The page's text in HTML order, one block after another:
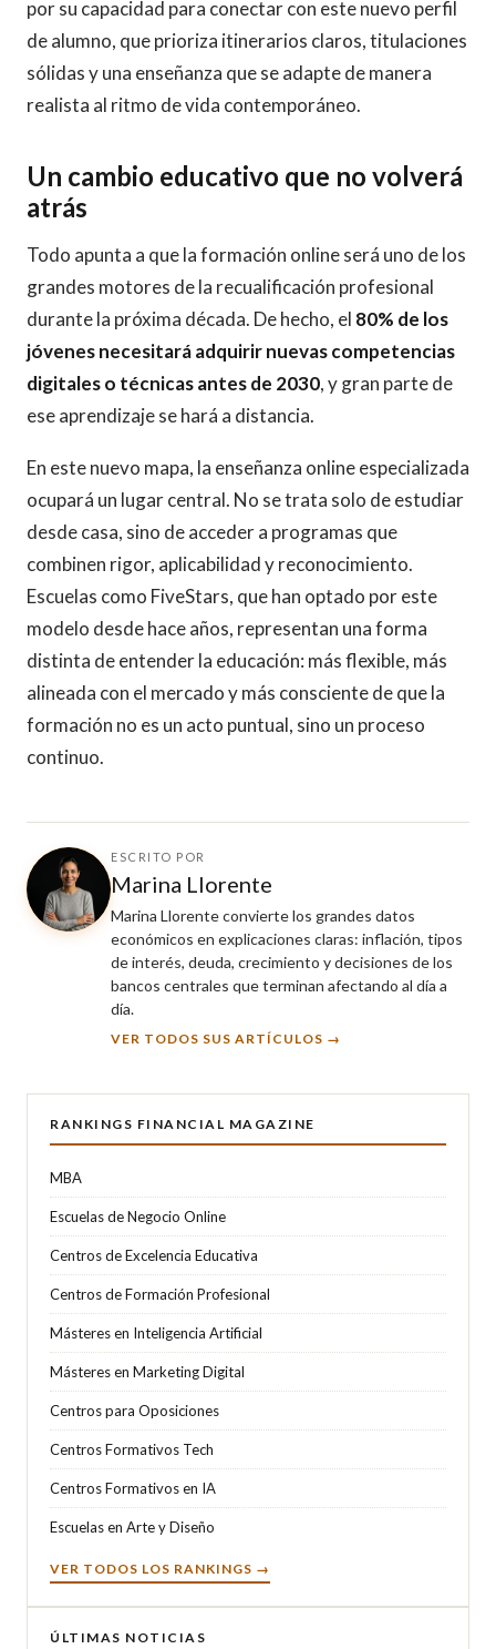
por su capacidad para conectar con este nuevo perfil
de alumno, que prioriza itinerarios claros, titulaciones
sólidas y una enseñanza que se adapte de manera
realista al ritmo de vida contemporáneo.
Un cambio educativo que no volverá
atrás
Todo apunta a que la formación online será uno de los
grandes motores de la recualificación profesional
durante la próxima década. De hecho, el 80% de los
jóvenes necesitará adquirir nuevas competencias
digitales o técnicas antes de 2030, y gran parte de
ese aprendizaje se hará a distancia.
En este nuevo mapa, la enseñanza online especializada
ocupará un lugar central. No se trata solo de estudiar
desde casa, sino de acceder a programas que
combinen rigor, aplicabilidad y reconocimiento.
Escuelas como FiveStars, que han optado por este
modelo desde hace años, representan una forma
distinta de entender la educación: más flexible, más
alineada con el mercado y más consciente de que la
formación no es un acto puntual, sino un proceso
continuo.
ESCRITO POR
Marina Llorente
Marina Llorente convierte los grandes datos
económicos en explicaciones claras: inflación, tipos
de interés, deuda, crecimiento y decisiones de los
bancos centrales que terminan afectando al día a
día.
VER TODOS SUS ARTÍCULOS →
RANKINGS FINANCIAL MAGAZINE
MBA
Escuelas de Negocio Online
Centros de Excelencia Educativa
Centros de Formación Profesional
Másteres en Inteligencia Artificial
Másteres en Marketing Digital
Centros para Oposiciones
Centros Formativos Tech
Centros Formativos en IA
Escuelas en Arte y Diseño
VER TODOS LOS RANKINGS →
ÚLTIMAS NOTICIAS